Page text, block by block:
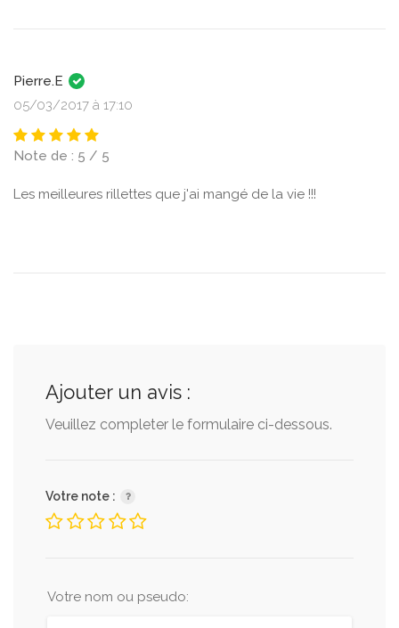
Pierre.E
05/03/2017 à 17:10
Note de : 5 / 5
Les meilleures rillettes que j'ai mangé de la vie !!!
Ajouter un avis :
Veuillez completer le formulaire ci-dessous.
Votre note :
Votre nom ou pseudo: